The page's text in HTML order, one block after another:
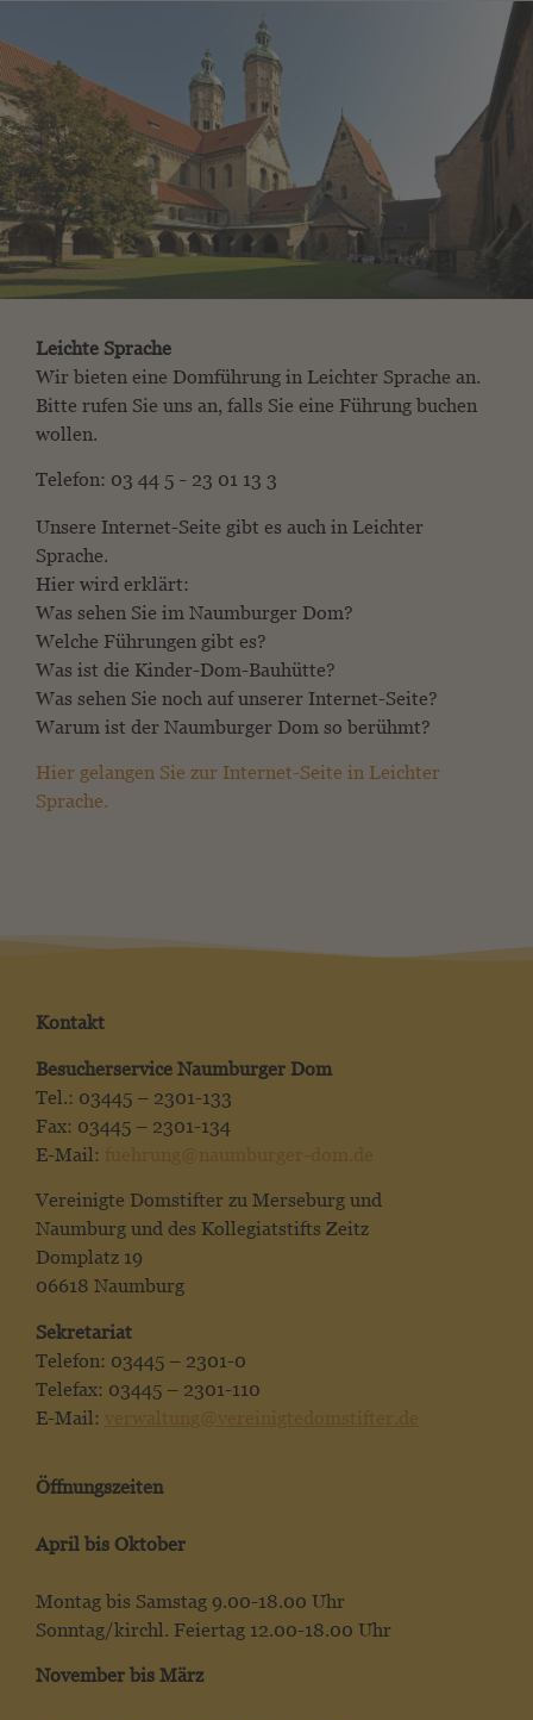
Leichte Sprache
Wir bieten eine Domführung in Leichter Sprache an.
Bitte rufen Sie uns an, falls Sie eine Führung buchen
wollen.
Telefon: 03 44 5 – 23 01 13 3
Unsere Internet-Seite gibt es auch in Leichter
Sprache.
Hier wird erklärt:
Was sehen Sie im Naumburger Dom?
Welche Führungen gibt es?
Was ist die Kinder-Dom-Bauhütte?
Was sehen Sie noch auf unserer Internet-Seite?
Warum ist der Naumburger Dom so berühmt?
Hier gelangen Sie zur Internet-Seite in Leichter
Sprache.
Kontakt
Besucherservice Naumburger Dom
Tel.: 03445 – 2301-133
Fax: 03445 – 2301-134
E-Mail:
Vereinigte Domstifter zu Merseburg und
Naumburg und des Kollegiatstifts Zeitz
Domplatz 19
06618 Naumburg
Sekretariat
Telefon: 03445 – 2301-0
Telefax: 03445 – 2301-110
E-Mail:
Öffnungszeiten
April bis Oktober
Montag bis Samstag 9.00-18.00 Uhr
Sonntag/kirchl. Feiertag 12.00-18.00 Uhr
November bis März